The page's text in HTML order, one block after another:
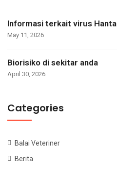
Informasi terkait virus Hanta
May 11, 2026
Biorisiko di sekitar anda
April 30, 2026
Categories
Balai Veteriner
Berita